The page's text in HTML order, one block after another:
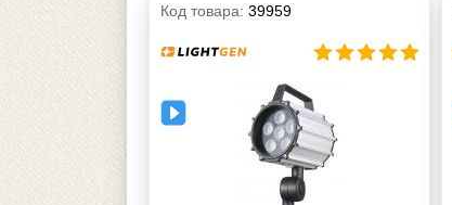
Код товара: 39959